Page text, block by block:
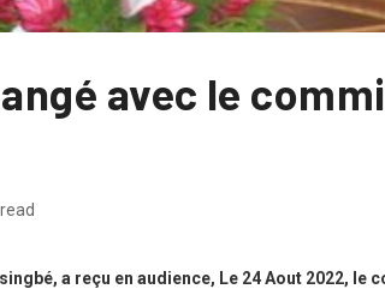
avec le
a reçu en audience, Le 24 Aout 2022,